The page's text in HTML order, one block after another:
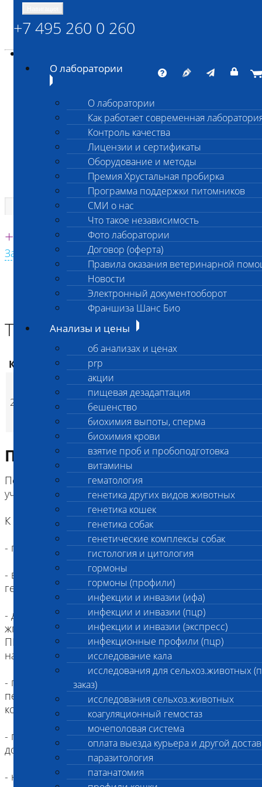
ШАНС БИО
Независимая ветеринарная лаборатория
Единая круглосуточная справочная
+7 495 260 0 260
Заказать звонок с сайта
+7 495 260 0 260
О лаборатории
О лаборатории
Как работает современная
Контроль качества
Лицензии и сертификаты
Оборудование и методы
Премия Хрустальная пробирка
Программа поддержки питомников
СМИ о нас
Что такое независимость
Фото лаборатории
Договор (оферта)
Правила оказания ветеринарной
Новости
Электронный документооборот
Франшиза Шанс Био
Анализы и цены
об анализах и ценах
prp
акции
пищевая дезадаптация
бешенство
биохимия выпоты, сперма
биохимия крови
взятие проб и пробоподготовка
витамины
гематология
генетика других видов животных
генетика кошек
генетика собак
генетические комплексы собак
гистология и цитология
гормоны
гормоны (профили)
инфекции и инвазии (ифа)
инфекции и инвазии (пцр)
инфекции и инвазии (экспресс)
инфекционные профили (пцр)
исследование кала
исследования для сельхоз.животных
заказ)
исследования сельхоз.животных
коагуляционный гемостаз
мочеполовая система
оплата выезда курьера и другой
паразитология
патанатомия
Главная страница
Анализы и цены
КОАГУЛЯЦИОННЫЙ ГЕМОСТАЗ
Тромбиновое время
Тромбиновое время
Код Наименование услуг
212 Тромбиновое время 500p (Время исполнения24
Подготовка к исследованию
Перед проведением исследования необходимо
учесть факторы, влияющие на его результат.
К ним относятся:
- прием антикоагулянтов
- взятие крови через катетер с применением
гепарина (приводит к увеличению АЧТВ)
- длительное наложение жгута: стаз (наложение
жгута) более 3-х минут приводит к укорочению
ПВ, АЧТВ, ТВ, увеличению фибриногена примерно
на 10 %
- попадание тканевого тромбопластина с
первыми каплями крови в пробирку для
коагулограммы
- превышение времени хранения пробы крови
до исследования